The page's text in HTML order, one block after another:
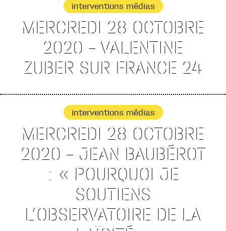
interventions médias
MERCREDI 28 OCTOBRE
2020 – VALENTINE
ZUBER SUR FRANCE 24
interventions médias
MERCREDI 28 OCTOBRE
2020 – JEAN BAUBÉROT
: « POURQUOI JE
SOUTIENS
L’OBSERVATOIRE DE LA